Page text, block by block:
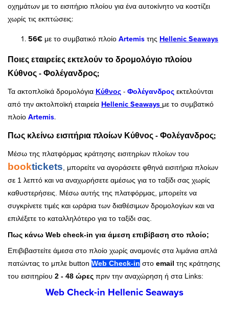
οχημάτων με το εισιτήριο πλοίου για ένα αυτοκίνητο να κοστίζει
χωρίς τις εκπτώσεις:
56€ με το συμβατικό πλοίο Artemis της Hellenic Seaways
Ποιες εταιρείες εκτελούν το δρομολόγιο πλοίου
Κύθνος - Φολέγανδρος;
Τα ακτοπλοϊκά δρομολόγια Κύθνος - Φολέγανδρος εκτελούνται
από την ακτολποϊκή εταιρεία Hellenic Seaways με το συμβατικό
πλοίο Artemis.
Πως κλείνω εισιτήρια πλοίων Κύθνος - Φολέγανδρος;
Μέσω της πλατφόρμας κράτησης εισιτηρίων πλοίων του
booktickets , μπορείτε να αγοράσετε φθηνά εισιτήρια πλοίων
σε 1 λεπτό και να αναχωρήσετε αμέσως για το ταξίδι σας χωρίς
καθυστερήσεις. Μέσω αυτής της πλατφόρμας, μπορείτε να
συγκρίνετε τιμές και ωράρια των διαθέσιμων δρομολογίων και να
επιλέξετε το καταλληλότερο για το ταξίδι σας.
Πως κάνω Web check-in για άμεση επιβίβαση στο πλοίο;
Επιβιβαστείτε άμεσα στο πλοίο χωρίς αναμονές στα λιμάνια απλά
πατώντας το μπλε button Web Check-in στο email της κράτησης
του εισιτηρίου 2 - 48 ώρες πριν την αναχώρηση ή στα Links:
Web Check-in Hellenic Seaways